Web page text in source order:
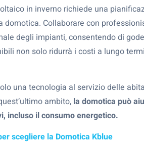
in inverno richiede una
Collaborare con
degli impianti, consentendo di
non solo ridurrà i costi a lungo
una tecnologia al servizio delle
ambito, la domotica può
incluso il consumo energetico.
scegliere la Domotica Kblue